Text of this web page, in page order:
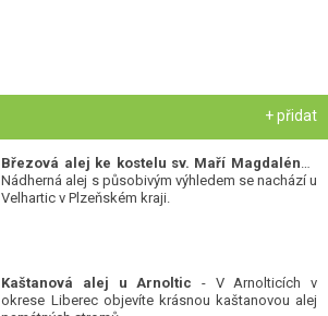
+ přidat
Nádherná alej s působivým výhledem se nachází u
Velhartic v Plzeňském kraji.
Kaštanová alej u Arnoltic - V Arnolticích v
okrese Liberec objevíte krásnou kaštanovou alej